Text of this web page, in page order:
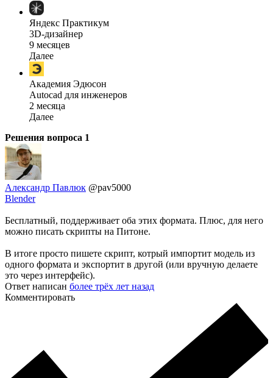
Яндекс Практикум
3D-дизайнер
9 месяцев
Далее
Академия Эдюсон
Autocad для инженеров
2 месяца
Далее
Решения вопроса 1
Александр Павлюк @pav5000
Blender
Бесплатный, поддерживает оба этих формата. Плюс, для него
можно писать скрипты на Питоне.
В итоге просто пишете скрипт, котрый импортит модель из
одного формата и экспортит в другой (или вручную делаете
это через интерфейс).
Ответ написан более трёх лет назад
Комментировать